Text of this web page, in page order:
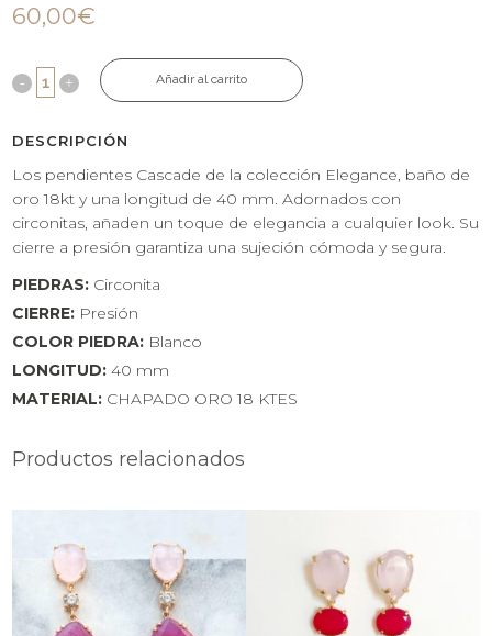
60,00€
Añadir al carrito
DESCRIPCIÓN
Los pendientes Cascade de la colección Elegance, baño de
oro 18kt y una longitud de 40 mm. Adornados con
circonitas, añaden un toque de elegancia a cualquier look. Su
cierre a presión garantiza una sujeción cómoda y segura.
PIEDRAS: Circonita
CIERRE: Presión
COLOR PIEDRA: Blanco
LONGITUD:40 mm
MATERIAL: CHAPADO ORO 18 KTES
Productos relacionados